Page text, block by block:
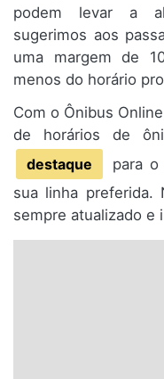
podem levar a
sugerimos aos
uma margem de
menos do horário
Com o Ônibus
de horários de
destaque
para
sua linha preferida.
sempre atualizado e